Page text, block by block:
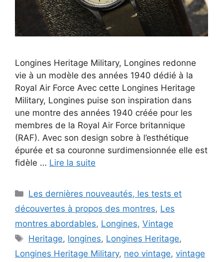
Longines Heritage Military, Longines redonne
vie à un modèle des années 1940 dédié à la
Royal Air Force Avec cette Longines Heritage
Military, Longines puise son inspiration dans
une montre des années 1940 créée pour les
membres de la Royal Air Force britannique
(RAF). Avec son design sobre à l’esthétique
épurée et sa couronne surdimensionnée elle est
fidèle … Lire la suite
Catégories
Les dernières nouveautés, les tests et
découvertes à propos des montres, Les
montres abordables, Longines, Vintage
Étiquettes
Heritage, longines, Longines Heritage,
Longines Heritage Military, neo vintage, vintage